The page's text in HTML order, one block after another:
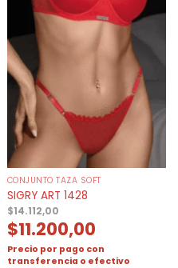
CONJUNTO TAZA SOFT
SIGRY ART 1428
$14.112,00
$11.200,00
Precio por pago con
transferencia o efectivo